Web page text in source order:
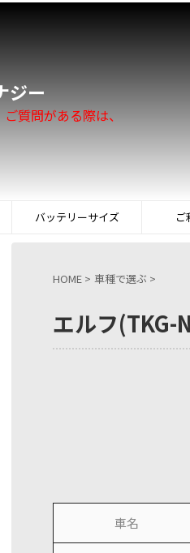
ジー
質問がある際は、
バッテリーサイズ ご
HOME > 車種で選ぶ >
エルフ(TKG-
車名